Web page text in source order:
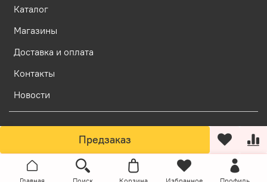
Предзаказ
Каталог
Магазины
Доставка и оплата
Контакты
Новости